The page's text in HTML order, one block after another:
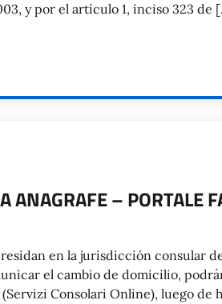
y por el artículo 1, inciso 323 de
ANAGRAFE – PORTALE
en la jurisdicción consular
el cambio de domicilio,
Consolari Online), luego de